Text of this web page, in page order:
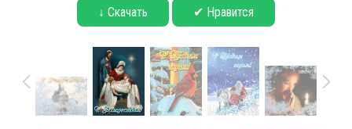
↓ Скачать ✔ Нравится